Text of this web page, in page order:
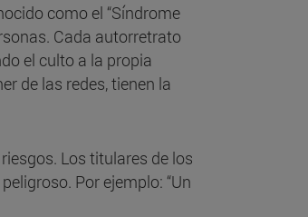
como el “Síndrome
Cada autorretrato
el culto a la propia
de las redes, tienen la
Los titulares de los
Por ejemplo: “Un